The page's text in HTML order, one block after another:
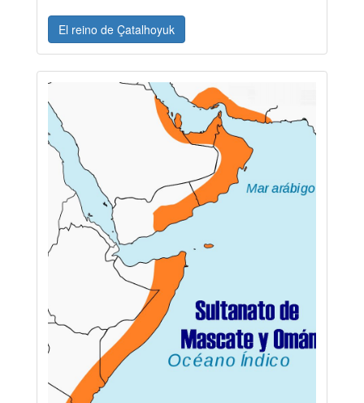
El reino de Çatalhoyuk